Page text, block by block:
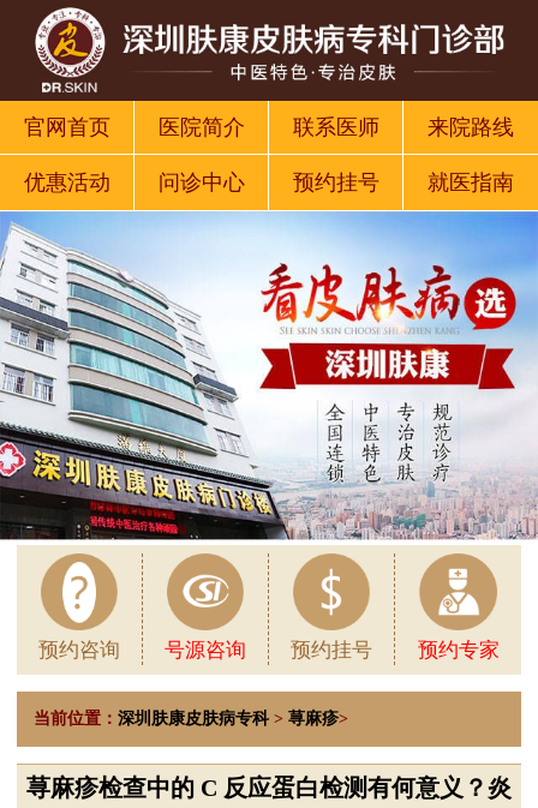
官网首页 医院简介 联系医师 来院路线
优惠活动 问诊中心 预约挂号 就医指南
预约咨询 号源咨询 预约挂号 预约专家
当前位置： 深圳肤康皮肤病专科 > 荨麻疹>
荨麻疹检查中的 C 反应蛋白检测有何意义？炎